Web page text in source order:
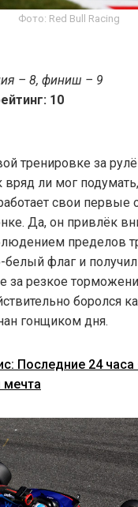
Фото: Red Bull Racing
– 8, финиш – 9
10
тренировке за
вряд ли мог
свои
Да, он привлёк
пределов
белый флаг и получил
за резкое
боролся
гонщиком дня.
Последние 24
мечта